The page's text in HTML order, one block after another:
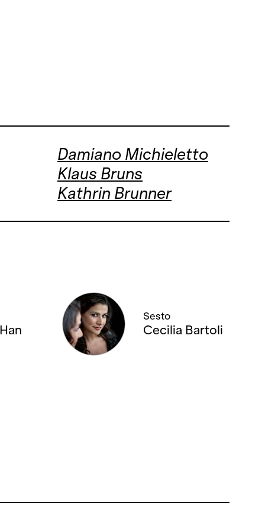
Damiano Michieletto
Klaus Bruns
Kathrin Brunner
Sesto
Cecilia Bartoli